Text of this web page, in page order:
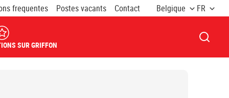
frequentes Postes vacants Contact Belgique FR
SUR GRIFFON